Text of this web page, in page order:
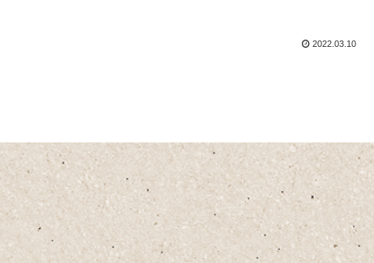
2022.03.10